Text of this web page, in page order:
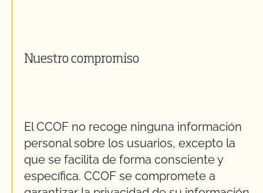
Nuestro compromiso
El CCOF no recoge ninguna información
personal sobre los usuarios, excepto la
que se facilita de forma consciente y
específica. CCOF se compromete a